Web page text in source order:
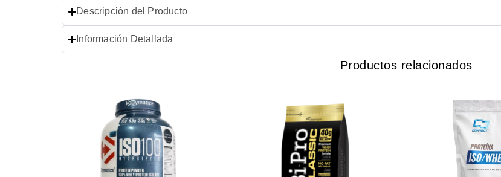
Descripción del Producto
Información Detallada
Productos relacionados